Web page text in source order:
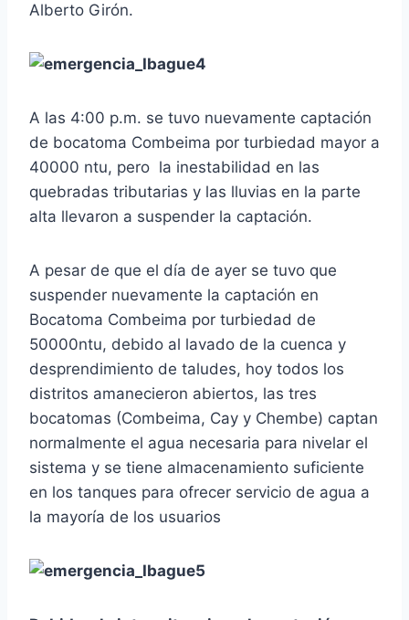
Alberto Girón.
A las 4:00 p.m. se tuvo nuevamente captación
de bocatoma Combeima por turbiedad mayor a
40000 ntu, pero la inestabilidad en las
quebradas tributarias y las lluvias en la parte
alta llevaron a suspender la captación.
A pesar de que el día de ayer se tuvo que
suspender nuevamente la captación en
Bocatoma Combeima por turbiedad de
50000ntu, debido al lavado de la cuenca y
desprendimiento de taludes, hoy todos los
distritos amanecieron abiertos, las tres
bocatomas (Combeima, Cay y Chembe) captan
normalmente el agua necesaria para nivelar el
sistema y se tiene almacenamiento suficiente
en los tanques para ofrecer servicio de agua a
la mayoría de los usuarios